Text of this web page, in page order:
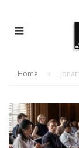
Home